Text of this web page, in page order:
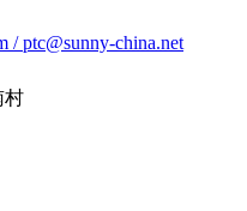
/ ptc@sunny-china.net
村